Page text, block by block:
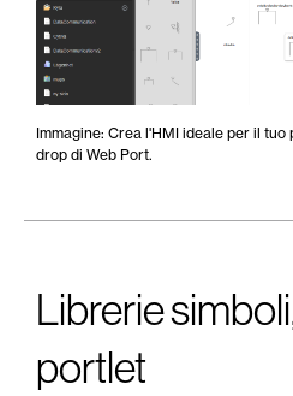
Immagine: Crea l'HMI ideale per il
drop di Web Port.
Librerie
portlet